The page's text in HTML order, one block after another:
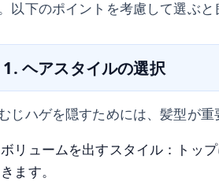
以下のポイントを考慮して選ぶと
1. ヘアスタイルの選択
じハゲを隠すためには、髪型が重
ボリュームを出すスタイル：トッ
きます。